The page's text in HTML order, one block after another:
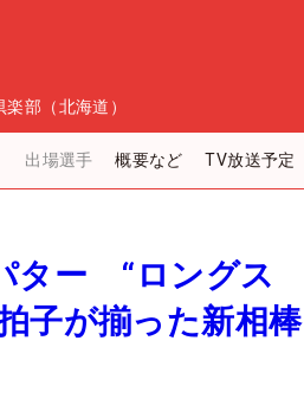
部（北海道）
出場選手 概要など TV放送予定
ター “ロングス
子が揃った新相棒